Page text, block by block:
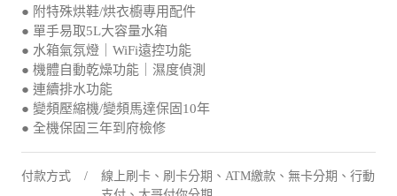
● 附特殊烘鞋/烘衣櫥專用配件
● 單手易取5L大容量水箱
● 水箱氣氛燈｜WiFi遠控功能
● 機體自動乾燥功能｜濕度偵測
● 連續排水功能
● 變頻壓縮機/變頻馬達保固10年
● 全機保固三年到府檢修
付款方式
線上刷卡、刷卡分期、ATM繳款、無卡分期、行動